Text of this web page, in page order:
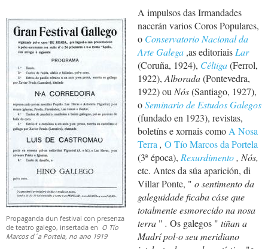
Propaganda dun festival con presenza
de teatro galego, insertada en O Tío
Marcos d´a Portela, no ano 1919
A impulsos das Irmandades
nacerán varios Coros Populares,
o Conservatorio Nacional da
Arte Galega ,as editoriais Lar
(Coruña, 1924), Céltiga(Ferrol,
1922), Alborada(Pontevedra,
1922) ou Nós(Santiago, 1927),
oSeminario de Estudos Galegos
(fundado en 1923), revistas,
boletíns e xornais como A Nosa
Terra , O Tío Marcos da Portela
(3ª época), Rexurdimento, Nós,
etc. Antes da súa aparición, di
Villar Ponte, " osentimento da
galeguidade ficaba cáse que
totalmente esmorecido na nosa
terra " . Os galegos " tiñan a
Madrí pol-o seu meridiano